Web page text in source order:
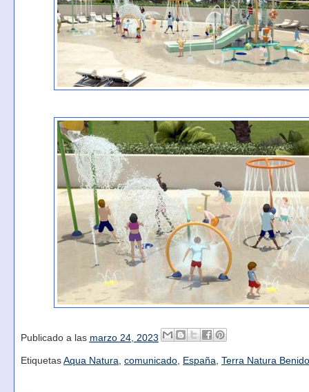
Publicado a las marzo 24, 2023
Etiquetas Aqua Natura comunicado, España Terra Natura